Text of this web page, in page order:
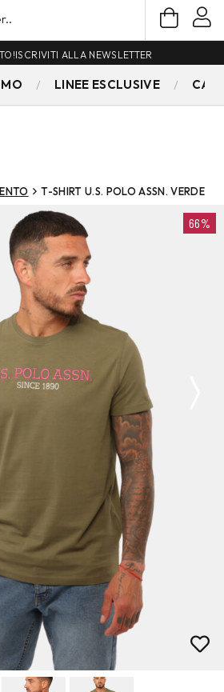
ISCRIVITI ALLA NEWSLETTER
LINEE ESCLUSIVE
T-SHIRT U.S. POLO ASSN. VERDE
66%